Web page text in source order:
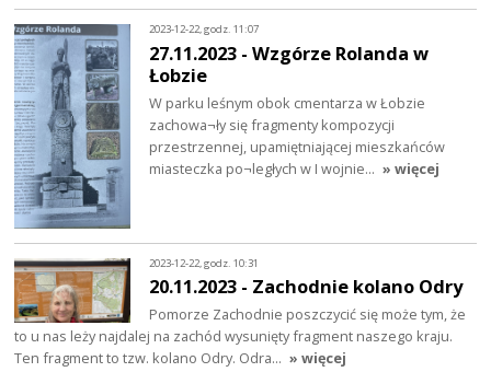
2023-12-22, godz. 11:07
27.11.2023 - Wzgórze Rolanda w
Łobzie
W parku leśnym obok cmentarza w Łobzie
zachowa¬ły się fragmenty kompozycji
przestrzennej, upamiętniającej mieszkańców
miasteczka po¬ległych w I wojnie… » więcej
2023-12-22, godz. 10:31
20.11.2023 - Zachodnie kolano Odry
Pomorze Zachodnie poszczycić się może tym, że
to u nas leży najdalej na zachód wysunięty fragment naszego kraju.
Ten fragment to tzw. kolano Odry. Odra… » więcej